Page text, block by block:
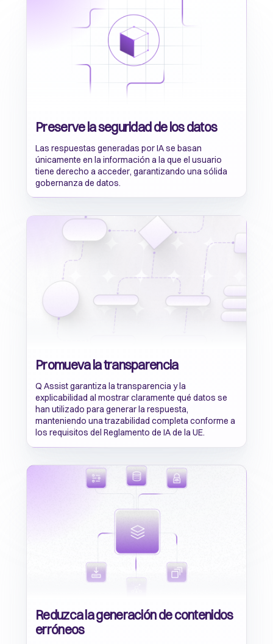
Preserve la seguridad de los datos
Las respuestas generadas por IA se basan
únicamente en la información a la que el usuario
tiene derecho a acceder, garantizando una sólida
gobernanza de datos.
Promueva la transparencia
Q Assist garantiza la transparencia y la
explicabilidad al mostrar claramente qué datos se
han utilizado para generar la respuesta,
manteniendo una trazabilidad completa conforme a
los requisitos del Reglamento de IA de la UE.
Reduzca la generación de contenidos
erróneos